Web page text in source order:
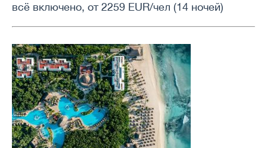
всё включено, от 2259 EUR/чел (14 ночей)